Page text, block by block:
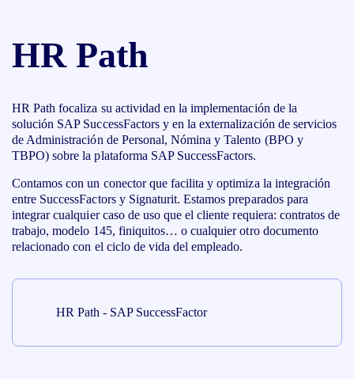
HR Path
HR Path focaliza su actividad en la implementación de la
solución SAP SuccessFactors y en la externalización de servicios
de Administración de Personal, Nómina y Talento (BPO y
TBPO) sobre la plataforma SAP SuccessFactors.
Contamos con un conector que facilita y optimiza la integración
entre SuccessFactors y Signaturit. Estamos preparados para
integrar cualquier caso de uso que el cliente requiera: contratos de
trabajo, modelo 145, finiquitos… o cualquier otro documento
relacionado con el ciclo de vida del empleado.
HR Path - SAP SuccessFactor